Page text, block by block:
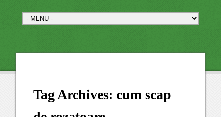
Tag Archives: cum scap